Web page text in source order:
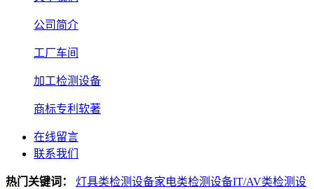
公司简介
工厂车间
加工检测设备
商标专利软著
在线留言
联系我们
热门关键词： 灯具类检测设备家电类检测设备IT/AV类检测设